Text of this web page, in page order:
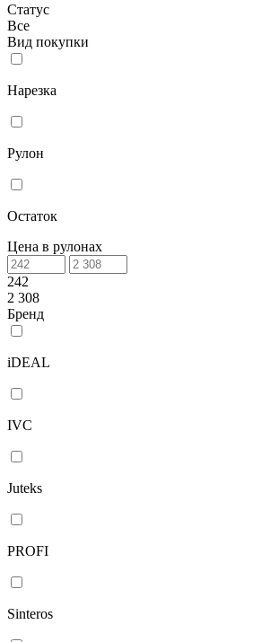
Статус
Все
Вид покупки
Нарезка
Рулон
Остаток
Цена в рулонах
242
2 308
Бренд
iDEAL
IVC
Juteks
PROFI
Sinteros